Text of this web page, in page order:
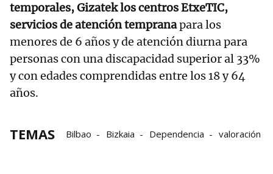
temporales, Gizatek los centros EtxeTIC,
servicios de atención tempranapara los
menores de 6 años y de atención diurna para
personas con una discapacidad superior al 33%
y con edades comprendidas entre los 18 y 64
años.
TEMAS Bilbao Bizkaia Dependencia valoración